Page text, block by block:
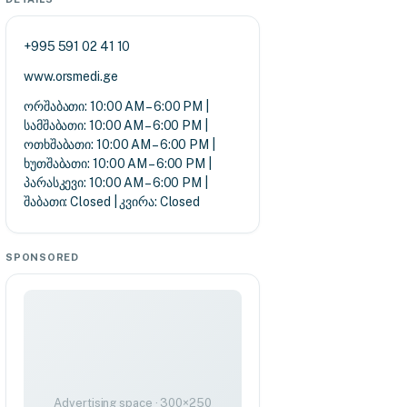
+995 591 02 41 10
www.orsmedi.ge
ორშაბათი: 10:00 AM – 6:00 PM |
სამშაბათი: 10:00 AM – 6:00 PM |
ოთხშაბათი: 10:00 AM – 6:00 PM |
ხუთშაბათი: 10:00 AM – 6:00 PM |
პარასკევი: 10:00 AM – 6:00 PM |
შაბათი: Closed | კვირა: Closed
SPONSORED
Advertising space · 300×250